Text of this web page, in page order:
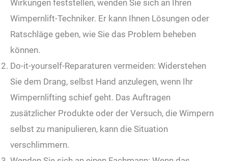
Wirkungen feststellen, wenden Sie sich an Ihren
Wimpernlift-Techniker. Er kann Ihnen Lösungen oder
Ratschläge geben, wie Sie das Problem beheben
können.
Do-it-yourself-Reparaturen vermeiden: Widerstehen
Sie dem Drang, selbst Hand anzulegen, wenn Ihr
Wimpernlifting schief geht. Das Auftragen
zusätzlicher Produkte oder der Versuch, die Wimpern
selbst zu manipulieren, kann die Situation
verschlimmern.